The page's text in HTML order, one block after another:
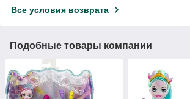
Все условия возврата
Подобные товары компании